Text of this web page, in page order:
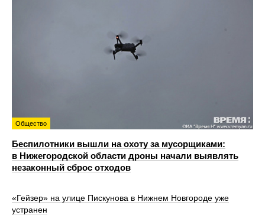
Общество
Беспилотники вышли на охоту за мусорщиками:
в Нижегородской области дроны начали выявлять
незаконный сброс отходов
«Гейзер» на улице Пискунова в Нижнем Новгороде уже
устранен